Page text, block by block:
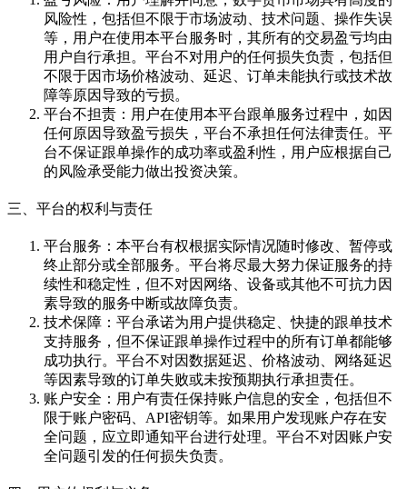
风险性，包括但不限于市场波动、技术问题、操作失误
等，用户在使用本平台服务时，其所有的交易盈亏均由
用户自行承担。平台不对用户的任何损失负责，包括但
不限于因市场价格波动、延迟、订单未能执行或技术故
障等原因导致的亏损。
平台不担责：用户在使用本平台跟单服务过程中，如因
任何原因导致盈亏损失，平台不承担任何法律责任。平
台不保证跟单操作的成功率或盈利性，用户应根据自己
的风险承受能力做出投资决策。
三、平台的权利与责任
平台服务：本平台有权根据实际情况随时修改、暂停或
终止部分或全部服务。平台将尽最大努力保证服务的持
续性和稳定性，但不对因网络、设备或其他不可抗力因
素导致的服务中断或故障负责。
技术保障：平台承诺为用户提供稳定、快捷的跟单技术
支持服务，但不保证跟单操作过程中的所有订单都能够
成功执行。平台不对因数据延迟、价格波动、网络延迟
等因素导致的订单失败或未按预期执行承担责任。
账户安全：用户有责任保持账户信息的安全，包括但不
限于账户密码、API密钥等。如果用户发现账户存在安
全问题，应立即通知平台进行处理。平台不对因账户安
全问题引发的任何损失负责。